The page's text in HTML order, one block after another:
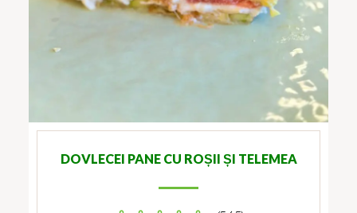
DOVLECEI PANE CU ROȘII ȘI TELEMEA